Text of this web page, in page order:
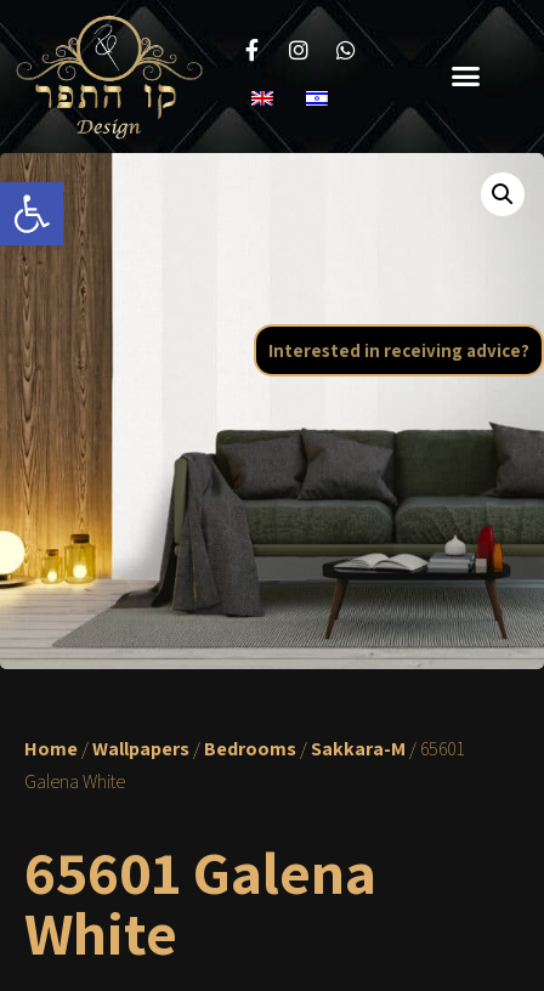
Open toolbar
Home/Wallpapers/Bedrooms/Sakkara-M / 65601
Galena White
65601 Galena
White
Interested in receiving advice?